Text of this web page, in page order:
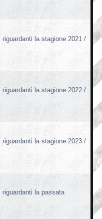
la stagione 2021 /
la stagione 2022 /
la stagione 2023 /
la passata